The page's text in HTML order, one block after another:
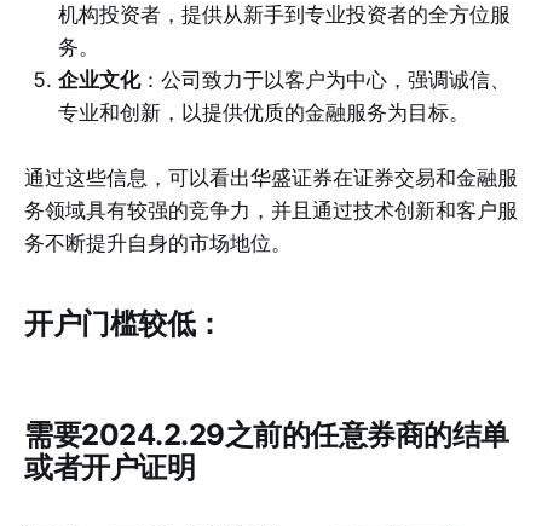
机构投资者，提供从新手到专业投资者的全方位服
务。
企业文化：公司致力于以客户为中心，强调诚信、
专业和创新，以提供优质的金融服务为目标。
通过这些信息，可以看出华盛证券在证券交易和金融服
务领域具有较强的竞争力，并且通过技术创新和客户服
务不断提升自身的市场地位。
开户门槛较低：
需要2024.2.29之前的任意券商的结单
或者开户证明